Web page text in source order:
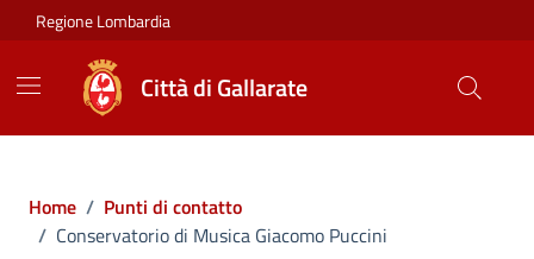
Vai ai contenuti
Vai al footer
Regione Lombardia
Città di Gallarate
Home / Punti di contatto
/ Conservatorio di Musica Giacomo Puccini